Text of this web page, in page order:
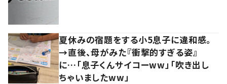
夏休みの宿題をする小5息子に違和感。
→直後、母がみた『衝撃的すぎる姿』
に…「息子くんサイコーww」「吹き出し
ちゃいましたww」